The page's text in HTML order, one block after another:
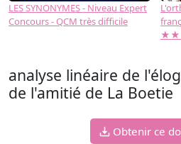
LES SYNONYMES - Niveau Expert
Concours - QCM très difficile
analyse linéaire de
de l'amitié de La Boetie
Obtenir ce